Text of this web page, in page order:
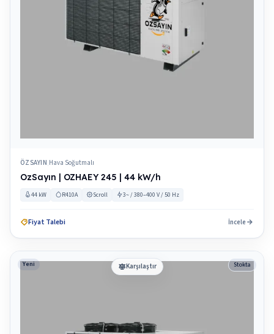
ÖZSAYIN|Hava Soğutmalı
OzSayın | OZHAEY 245 | 44 kW/h
44 kW R410A Scroll 3~ / 380–400 V / 50 Hz
Fiyat Talebi İncele
Karşılaştır
Yeni Stokta